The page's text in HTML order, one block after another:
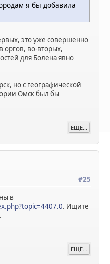
я бы добавила
это уже совершенно
оргов, во-вторых,
для Болена явно
но с географической
Омск был бы
ЕЩЁ...
#25
в
. Ищите
.
ЕЩЁ...